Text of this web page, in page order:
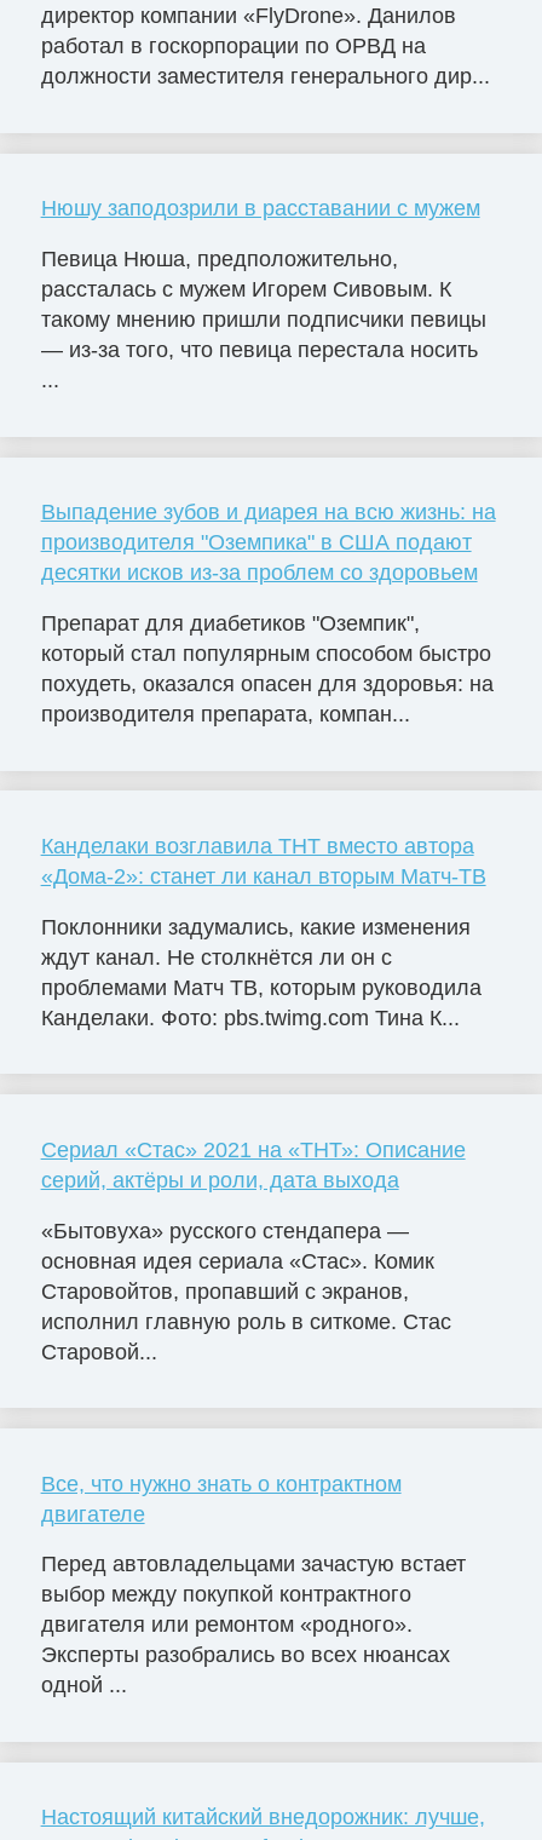
директор компании «FlyDrone». Данилов
работал в госкорпорации по ОРВД на
должности заместителя генерального дир...
Нюшу заподозрили в расставании с мужем
Певица Нюша, предположительно,
рассталась с мужем Игорем Сивовым. К
такому мнению пришли подписчики певицы
— из-за того, что певица перестала носить
...
Выпадение зубов и диарея на всю жизнь: на
производителя "Оземпика" в США подают
десятки исков из-за проблем со здоровьем
Препарат для диабетиков "Оземпик",
который стал популярным способом быстро
похудеть, оказался опасен для здоровья: на
производителя препарата, компан...
Канделаки возглавила ТНТ вместо автора
«Дома-2»: станет ли канал вторым Матч-ТВ
Поклонники задумались, какие изменения
ждут канал. Не столкнётся ли он с
проблемами Матч ТВ, которым руководила
Канделаки. Фото: pbs.twimg.com Тина К...
Сериал «Стас» 2021 на «ТНТ»: Описание
серий, актёры и роли, дата выхода
«Бытовуха» русского стендапера —
основная идея сериала «Стас». Комик
Старовойтов, пропавший с экранов,
исполнил главную роль в ситкоме. Стас
Старовой...
Все, что нужно знать о контрактном
двигателе
Перед автовладельцами зачастую встает
выбор между покупкой контрактного
двигателя или ремонтом «родного».
Эксперты разобрались во всех нюансах
одной ...
Настоящий китайский внедорожник: лучше,